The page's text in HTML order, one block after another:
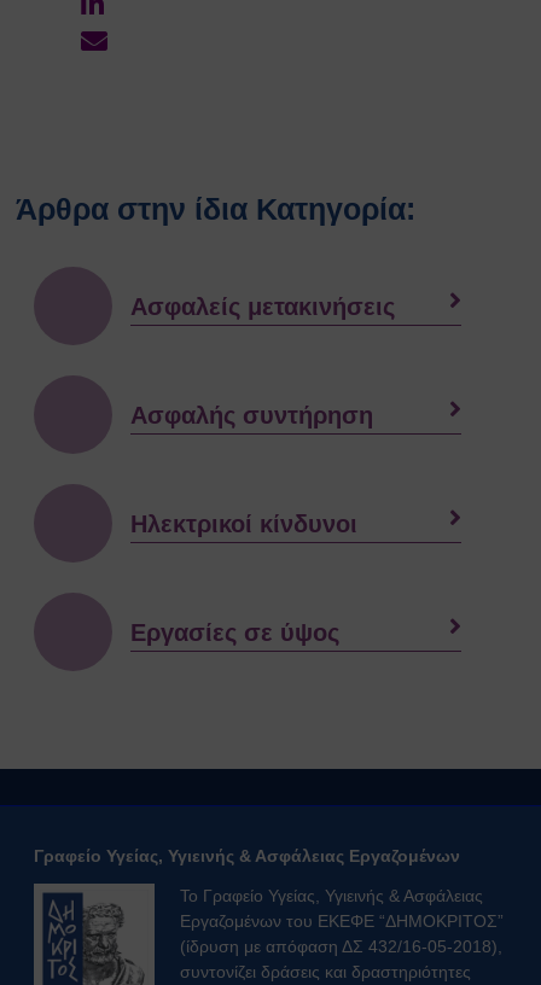
Άρθρα στην ίδια Κατηγορία:
Ασφαλείς μετακινήσεις
Ασφαλής συντήρηση
Ηλεκτρικοί κίνδυνοι
Εργασίες σε ύψος
Γραφείο Υγείας, Υγιεινής & Ασφάλειας Εργαζομένων
Το Γραφείο Υγείας, Υγιεινής & Ασφάλειας
Εργαζομένων του ΕΚΕΦΕ “ΔΗΜΟΚΡΙΤΟΣ”
(ίδρυση με απόφαση ΔΣ 432/16-05-2018),
συντονίζει δράσεις και δραστηριότητες